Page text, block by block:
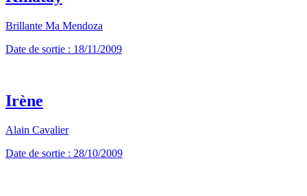
Brillante Ma Mendoza
Date de sortie : 18/11/2009
Irène
Alain Cavalier
Date de sortie : 28/10/2009